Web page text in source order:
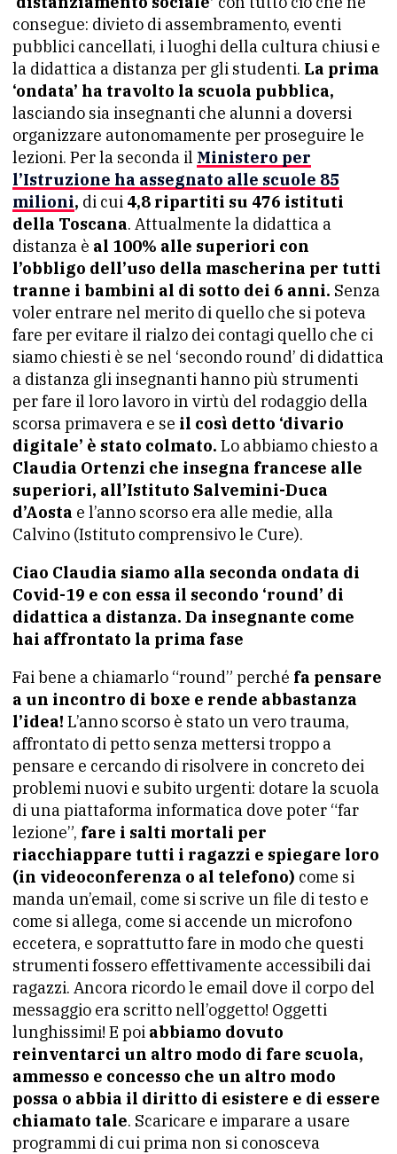
consegue: divieto di assembramento, eventi
pubblici cancellati, i luoghi della cultura chiusi e
la didattica a distanza per gli studenti. La prima
‘ondata’ ha travolto la scuola pubblica,
lasciando sia insegnanti che alunni a doversi
organizzare autonomamente per proseguire le
lezioni. Per la seconda il Ministero per
l’Istruzione ha assegnato alle scuole 85
milioni, di cui 4,8 ripartiti su 476 istituti
della Toscana. Attualmente la didattica a
distanza è al 100% alle superiori con
l’obbligo dell’uso della mascherina per tutti
tranne i bambini al di sotto dei 6 anni. Senza
voler entrare nel merito di quello che si poteva
fare per evitare il rialzo dei contagi quello che ci
siamo chiesti è se nel ‘secondo round’ di didattica
a distanza gli insegnanti hanno più strumenti
per fare il loro lavoro in virtù del rodaggio della
scorsa primavera e se il così detto ‘divario
digitale’ è stato colmato. Lo abbiamo chiesto a
Claudia Ortenzi che insegna francese alle
superiori, all’Istituto Salvemini-Duca
d’Aosta e l’anno scorso era alle medie, alla
Calvino (Istituto comprensivo le Cure).
Ciao Claudia siamo alla seconda ondata di
Covid-19 e con essa il secondo ‘round’ di
didattica a distanza. Da insegnante come
hai affrontato la prima fase
Fai bene a chiamarlo “round” perché fa pensare
a un incontro di boxe e rende abbastanza
l’idea! L’anno scorso è stato un vero trauma,
affrontato di petto senza mettersi troppo a
pensare e cercando di risolvere in concreto dei
problemi nuovi e subito urgenti: dotare la scuola
di una piattaforma informatica dove poter “far
lezione”, fare i salti mortali per
riacchiappare tutti i ragazzi e spiegare loro
(in videoconferenza o al telefono) come si
manda un’email, come si scrive un file di testo e
come si allega, come si accende un microfono
eccetera, e soprattutto fare in modo che questi
strumenti fossero effettivamente accessibili dai
ragazzi. Ancora ricordo le email dove il corpo del
messaggio era scritto nell’oggetto! Oggetti
lunghissimi! E poi abbiamo dovuto
reinventarci un altro modo di fare scuola,
ammesso e concesso che un altro modo
possa o abbia il diritto di esistere e di essere
chiamato tale. Scaricare e imparare a usare
programmi di cui prima non si conosceva